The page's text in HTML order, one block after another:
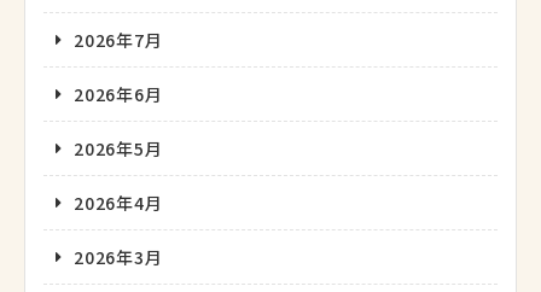
2026年7月
2026年6月
2026年5月
2026年4月
2026年3月